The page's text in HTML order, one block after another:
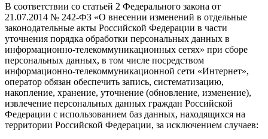
В соответствии со статьей 2 Федерального закона от
21.07.2014 № 242-ФЗ «О внесении изменений в отдельные
законодательные акты Российской Федерации в части
уточнения порядка обработки персональных данных в
информационно-телекоммуникационных сетях» при сборе
персональных данных, в том числе посредством
информационно-телекоммуникационной сети «Интернет»,
оператор обязан обеспечить запись, систематизацию,
накопление, хранение, уточнение (обновление, изменение),
извлечение персональных данных граждан Российской
Федерации с использованием баз данных, находящихся на
территории Российской Федерации, за исключением случаев: